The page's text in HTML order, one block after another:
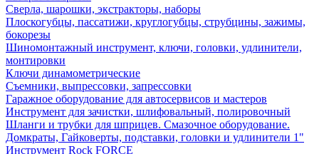
Сверла, шарошки, экстракторы, наборы
Плоскогубцы, пассатижи, круглогубцы, струбцины, зажимы,
бокорезы
Шиномонтажный инструмент, ключи, головки, удлинители,
монтировки
Ключи динамометрические
Съемники, выпрессовки, запрессовки
Гаражное оборудование для автосервисов и мастеров
Инструмент для зачистки, шлифовальный, полировочный
Шланги и трубки для шприцев. Смазочное оборудование.
Домкраты, Гайковерты, подставки, головки и удлинители 1"
Инструмент Rock FORCE